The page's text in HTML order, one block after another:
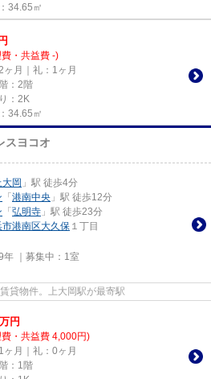
34.65㎡
円
・共益費 -)
ヶ月｜礼：1ヶ月
：2階
：2K
34.65㎡
スヨコオ
大岡 」駅 徒歩4分
「 港南中央 」駅 徒歩12分
「 弘明寺 」駅 徒歩23分
市港南区大久保 １丁目
｜募集中： 1室
貸物件。上大岡駅が最寄駅
万円
・共益費 4,000円)
ヶ月｜礼：0ヶ月
：1階